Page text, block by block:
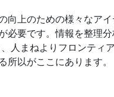
向上のための様々なア
必要です。情報を整理
人まねよりフロンティ
所以がここにあります。